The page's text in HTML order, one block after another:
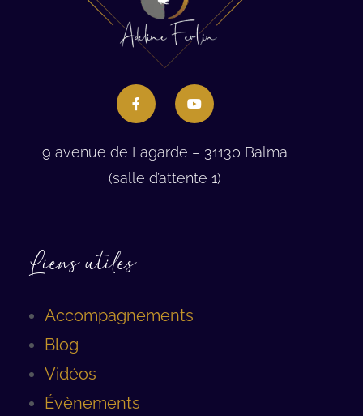
9 avenue de Lagarde – 31130 Balma
(salle d’attente 1)
Liens utiles
Accompagnements
Blog
Vidéos
Évènements